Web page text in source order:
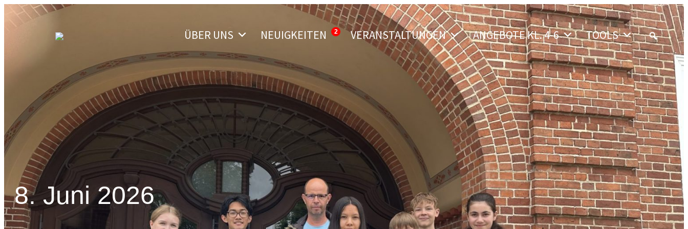
Inhalt
ÜBER UNS NEUIGKEITEN 2 VERANSTALTUNGEN ANGEBOTE KL. 4-6 TOOLS
8. Juni 2026